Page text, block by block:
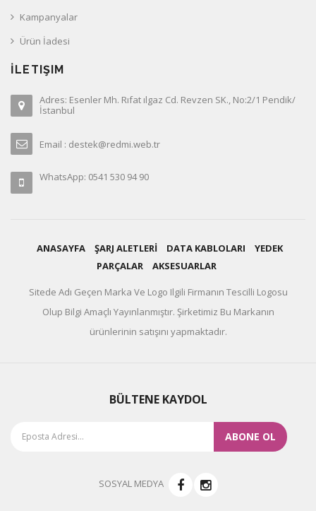
Kampanyalar
Ürün İadesi
İLETIŞIM
Adres: Esenler Mh. Rıfat ılgaz Cd. Revzen SK., No:2/1 Pendik/
İstanbul
Email : destek@redmi.web.tr
WhatsApp: 0541 530 94 90
ANASAYFA ŞARJ ALETLERİ DATA KABLOLARI
YEDEK
PARÇALAR
AKSESUARLAR
Sitede Adı Geçen Marka Ve Logo Ilgili Firmanın Tescilli Logosu
Olup Bilgi Amaçlı Yayınlanmıştır. Şirketimiz Bu Markanın
ürünlerinin satışını yapmaktadır.
BÜLTENE KAYDOL
ABONE OL
SOSYAL MEDYA